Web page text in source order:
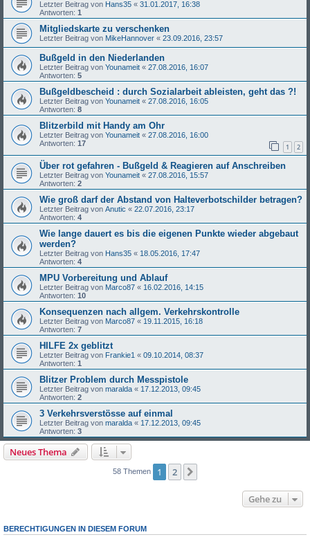
Letzter Beitrag von Hans35 « 31.01.2017, 16:38
Antworten: 1
Mitgliedskarte zu verschenken
Letzter Beitrag von MikeHannover « 23.09.2016, 23:57
Bußgeld in den Niederlanden
Letzter Beitrag von Younameit « 27.08.2016, 16:07
Antworten: 5
Bußgeldbescheid : durch Sozialarbeit ableisten, geht das ?!
Letzter Beitrag von Younameit « 27.08.2016, 16:05
Antworten: 8
Blitzerbild mit Handy am Ohr
Letzter Beitrag von Younameit « 27.08.2016, 16:00
Antworten: 17 1 2
Über rot gefahren - Bußgeld & Reagieren auf Anschreiben
Letzter Beitrag von Younameit « 27.08.2016, 15:57
Antworten: 2
Wie groß darf der Abstand von Halteverbotschilder betragen?
Letzter Beitrag von Anutic « 22.07.2016, 23:17
Antworten: 4
Wie lange dauert es bis die eigenen Punkte wieder abgebaut
werden?
Letzter Beitrag von Hans35 « 18.05.2016, 17:47
Antworten: 4
MPU Vorbereitung und Ablauf
Letzter Beitrag von Marco87 « 16.02.2016, 14:15
Antworten: 10
Konsequenzen nach allgem. Verkehrskontrolle
Letzter Beitrag von Marco87 « 19.11.2015, 16:18
Antworten: 7
HILFE 2x geblitzt
Letzter Beitrag von Frankie1 « 09.10.2014, 08:37
Antworten: 1
Blitzer Problem durch Messpistole
Letzter Beitrag von maralda « 17.12.2013, 09:45
Antworten: 2
3 Verkehrsverstösse auf einmal
Letzter Beitrag von maralda « 17.12.2013, 09:45
Antworten: 3
Neues Thema
58 Themen 1 2
Gehe zu
BERECHTIGUNGEN IN DIESEM FORUM